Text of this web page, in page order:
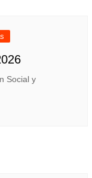
Social y